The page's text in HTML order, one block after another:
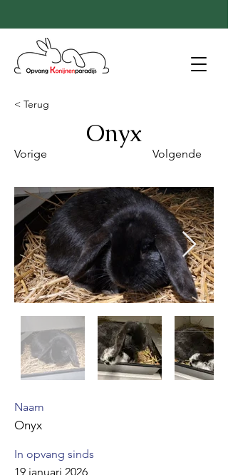
< Terug
Volgende
Naam
Onyx
In opvang sinds
19 januari 2026
Onyx
Vorige